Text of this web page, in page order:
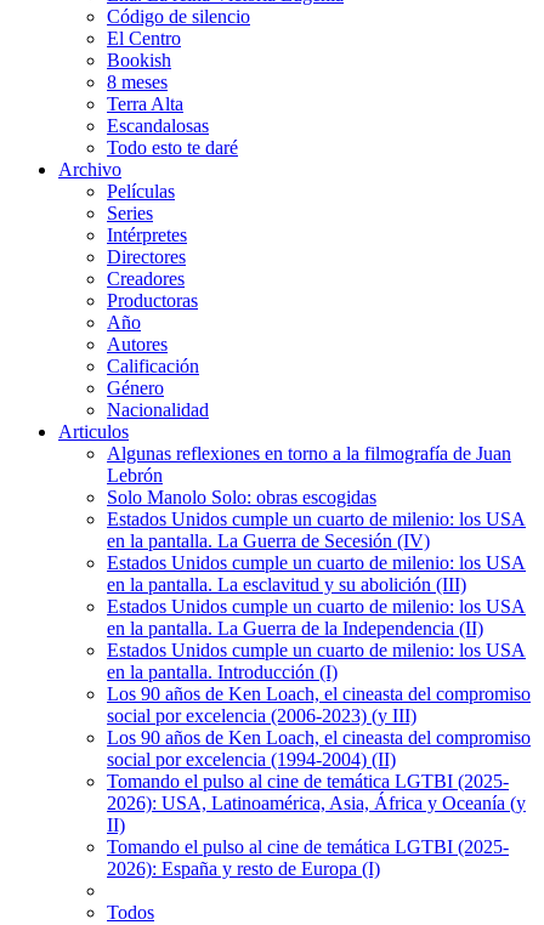
Código de silencio
El Centro
Bookish
8 meses
Terra Alta
Escandalosas
Todo esto te daré
Archivo
Películas
Series
Intérpretes
Directores
Creadores
Productoras
Año
Autores
Calificación
Género
Nacionalidad
Articulos
Algunas reflexiones en torno a la filmografía de Juan
Lebrón
Solo Manolo Solo: obras escogidas
Estados Unidos cumple un cuarto de milenio: los USA
en la pantalla. La Guerra de Secesión (IV)
Estados Unidos cumple un cuarto de milenio: los USA
en la pantalla. La esclavitud y su abolición (III)
Estados Unidos cumple un cuarto de milenio: los USA
en la pantalla. La Guerra de la Independencia (II)
Estados Unidos cumple un cuarto de milenio: los USA
en la pantalla. Introducción (I)
Los 90 años de Ken Loach, el cineasta del compromiso
social por excelencia (2006-2023) (y III)
Los 90 años de Ken Loach, el cineasta del compromiso
social por excelencia (1994-2004) (II)
Tomando el pulso al cine de temática LGTBI (2025-
2026): USA, Latinoamérica, Asia, África y Oceanía (y
II)
Tomando el pulso al cine de temática LGTBI (2025-
2026): España y resto de Europa (I)
Todos